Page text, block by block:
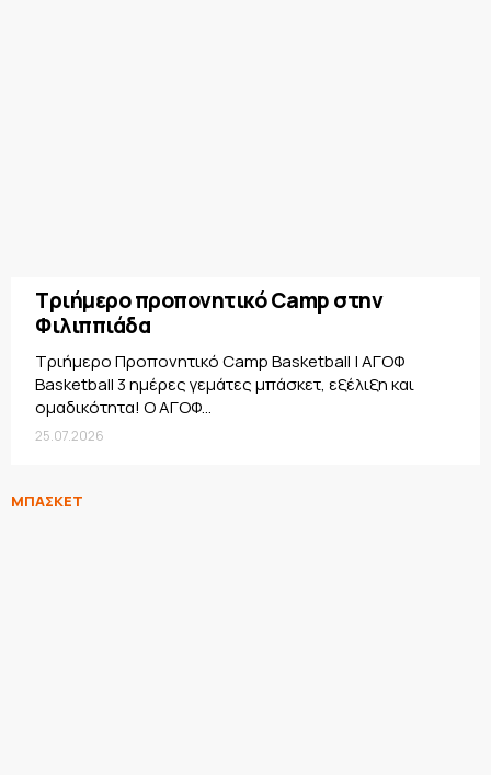
Τριήμερο προπονητικό Camp στην
Φιλιππιάδα
Τριήμερο Προπονητικό Camp Basketball | ΑΓΟΦ
Basketball 3 ημέρες γεμάτες μπάσκετ, εξέλιξη και
ομαδικότητα! Ο ΑΓΟΦ...
25.07.2026
ΜΠΑΣΚΕΤ